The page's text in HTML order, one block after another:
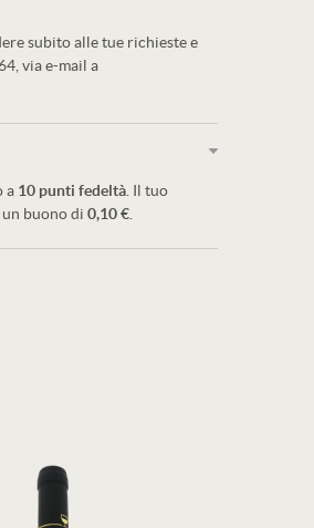
subito alle tue richieste e
via e-mail a
a 10 punti fedeltà . Il tuo
buono di 0,10 €